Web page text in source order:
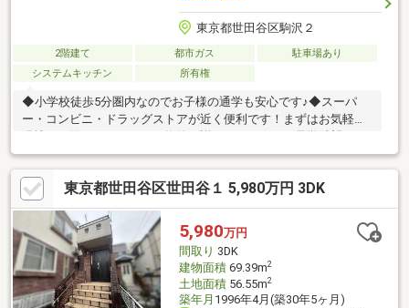
東京都世田谷区駒沢２
2階建て 都市ガス
駐車場あり
システムキッチン
所有権
◆小学校徒歩5分圏内なのでお子様の通学も安心です♪◆スーパ
ー・コンビニ・ドラッグストアが近く便利です！まずはお気軽に
現地をご覧くださいませ。物件の詳細について、ご見学希望のお
客様は下記番号までお気軽にご連絡下さい。お問い合わせ専用フ
リーダイヤル【0120－104－132】
東京都世田谷区世田谷１ 5,980万円 3DK
5,980万円
間取り 3DK
建物面積69.39m2
土地面積56.55m2
築年月 1996年4月(築30年5ヶ月)